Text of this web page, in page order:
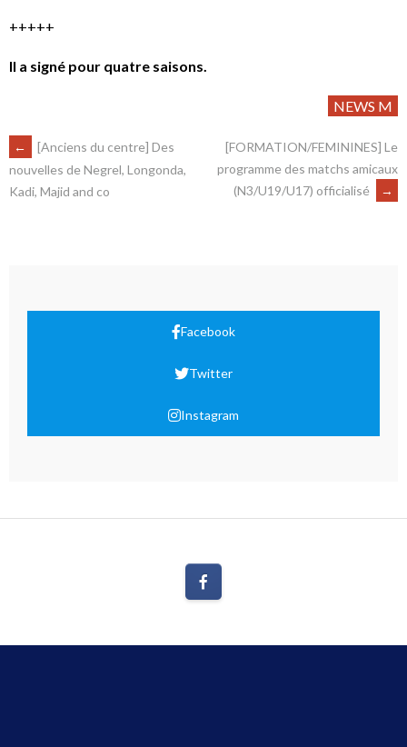
+++++
Il a signé pour quatre saisons.
NEWS M
←
[Anciens du centre] Des
nouvelles de Negrel, Longonda,
Kadi, Majid and co
[FORMATION/FEMININES] Le
programme des matchs amicaux
(N3/U19/U17) officialisé
→
Facebook
Twitter
Instagram